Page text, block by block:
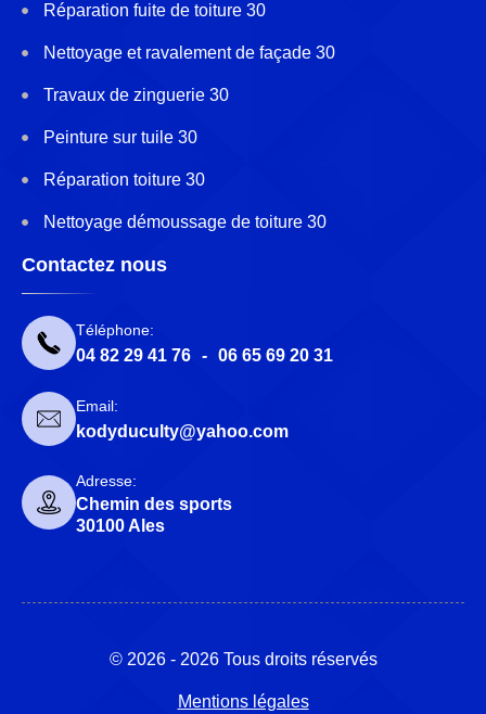
Réparation fuite de toiture 30
Nettoyage et ravalement de façade 30
Travaux de zinguerie 30
Peinture sur tuile 30
Réparation toiture 30
Nettoyage démoussage de toiture 30
Contactez nous
Téléphone:
04 82 29 41 76 - 06 65 69 20 31
Email:
kodyduculty@yahoo.com
Adresse:
Chemin des sports
30100 Ales
© 2026 - 2026 Tous droits réservés
Mentions légales